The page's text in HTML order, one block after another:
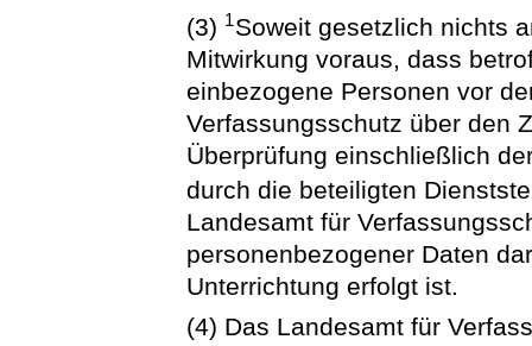
(3) 1Soweit gesetzlich nichts
Mitwirkung voraus, dass
einbezogene Personen vor
Verfassungsschutz über den
Überprüfung einschließlich
durch die beteiligten
Landesamt für
personenbezogener Daten
Unterrichtung erfolgt ist.
(4) Das Landesamt für